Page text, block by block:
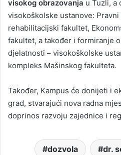
visokog obrazovanja u Tuzli, a
visokoškolske ustanove:
rehabilitacijski fakultet,
fakultet, a također i formiranje
djelatnosti – visokoškolske
kompleks Mašinskog fakulteta.
Također, Kampus će donijeti i
grad, stvarajući nova radna
doprinos razvoju zajednice i
dozvola dr.